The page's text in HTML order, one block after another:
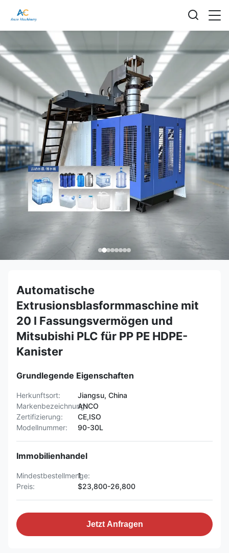
Automatische
Extrusionsblasformmaschine mit
20 l Fassungsvermögen und
Mitsubishi PLC für PP PE HDPE-
Kanister
Grundlegende Eigenschaften
Herkunftsort:
Jiangsu, China
Markenbezeichnung:ANCO
Zertifizierung:
CE,ISO
Modellnummer:
90-30L
Immobilienhandel
Mindestbestellmenge:
1
Preis:
$23,800-26,800
Jetzt Anfragen